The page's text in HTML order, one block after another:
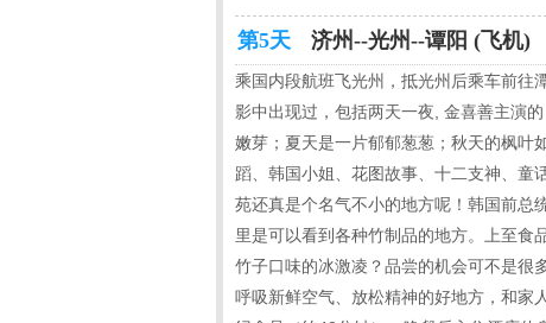
第5天 济州--光州--谭阳 (飞机)
乘国内段航班飞光州，抵光州后乘车前往
影中出现过，包括两天一夜, 金喜善主演
嫩芽；夏天是一片郁郁葱葱；秋天的枫叶
蹈、韩国小姐、花图故事、十二支神、童
苑还真是个名气不小的地方呢！韩国前总
里是可以看到各种竹制品的地方。上至
竹子口味的冰激凌？品尝的机会可不是很
呼吸新鲜空气、放松精神的好地方，和家